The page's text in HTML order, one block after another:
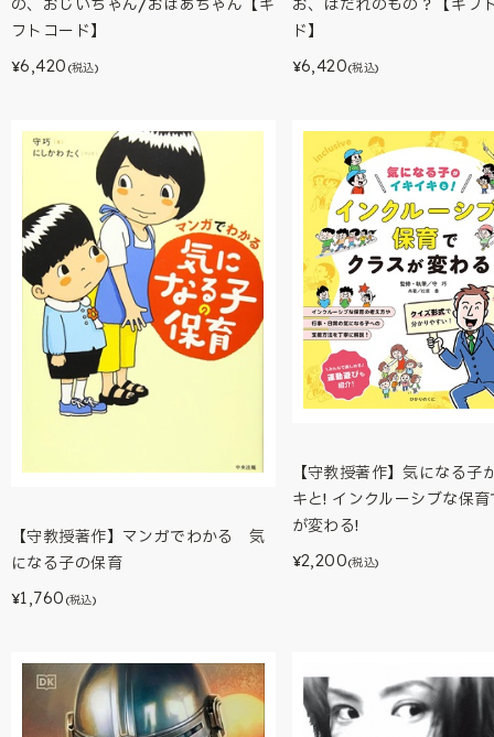
の、おじいちゃん/おばあちゃん【ギ
フトコード】
¥6,420 (税込)
お、はだれのもの？【ギフ
ド】
¥6,420(税込)
【守教授著作】マンガでわかる 気
になる子の保育
¥1,760 (税込)
【守教授著作】気になる子
キと! インクルーシブな保
が変わる!
¥2,200(税込)